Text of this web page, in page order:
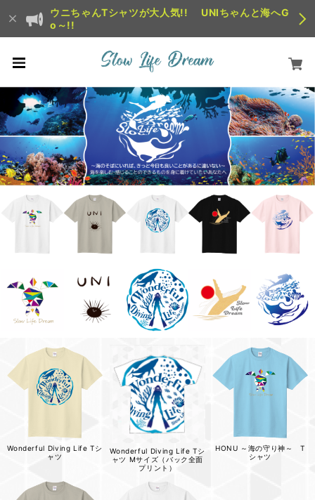
ウニちゃんTシャツが大人気!! UNIちゃんと海へG
o～!!
Wonderful Diving Life Tシ
ャツ
Wonderful Diving Life Tシ
ャツ Mサイズ（バック全面
プリント）
HONU ～海の守り神～ T
シャツ